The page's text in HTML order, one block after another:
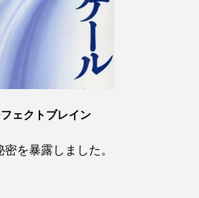
ェクトブレイン
を暴露しました。